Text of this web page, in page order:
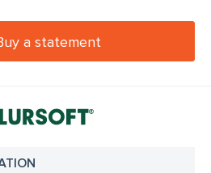
a statement